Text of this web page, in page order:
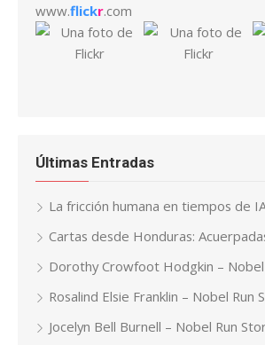
www.flickr.com
Últimas Entradas
La fricción humana en tiempos de
Cartas desde Honduras:
Dorothy Crowfoot Hodgkin – Nobel
Rosalind Elsie Franklin – Nobel Run
Jocelyn Bell Burnell – Nobel Run